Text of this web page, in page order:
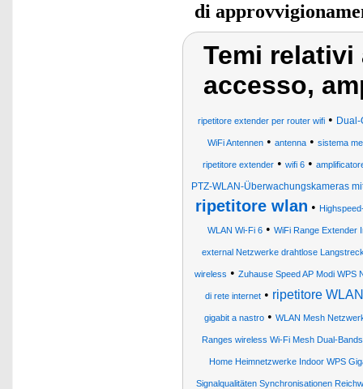
di
Temi
accesso,
ripetitore extender per router wifi•
WiFi Antennen • antenna • sistema
ripetitore extender• wifi 6•
PTZ-WLAN-Überwachungskameras
ripetitore wlan •
WLAN Wi-Fi 6 • WiFi Range Extender
external Netzwerke drahtlose
wireless • Zuhause Speed AP Modi WPS
di rete internet• ripetitore
gigabit a nastro • WLAN Mesh
Ranges wireless Wi-Fi Mesh Dual-
Home Heimnetzwerke Indoor WPS
Signalqualitäten Synchronisationen